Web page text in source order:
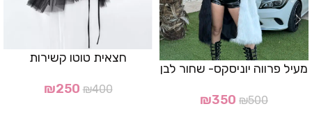
מעיל פרווה יוניסקס- שחור לבן
₪500
₪350
חצאית טוטו קשירות
₪400
₪250